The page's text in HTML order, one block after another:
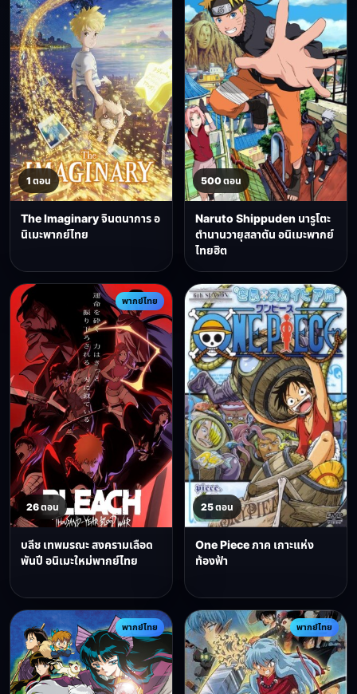
1 ตอน
The Imaginary จินตนาการ อ
นิเมะพากย์ไทย
500 ตอน
Naruto Shippuden นารูโตะ
ตำนานวายุสลาตัน อนิเมะพากย์
ไทยฮิต
พากย์ไทย
26 ตอน
บลีช เทพมรณะ สงครามเลือด
พันปี อนิเมะใหม่พากย์ไทย
25 ตอน
One Piece ภาค เกาะแห่ง
ท้องฟ้า
พากย์ไทย พากย์ไทย